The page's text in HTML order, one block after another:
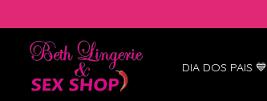
DIA DOS PAIS 💙